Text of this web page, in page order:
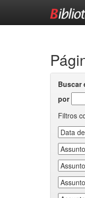
Buscar
por
Filtros